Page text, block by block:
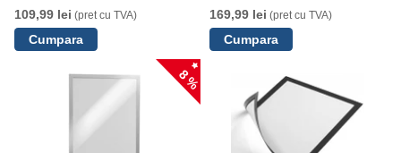
109,99 lei (pret cu TVA)
169,99 lei (pret cu TVA)
8 %